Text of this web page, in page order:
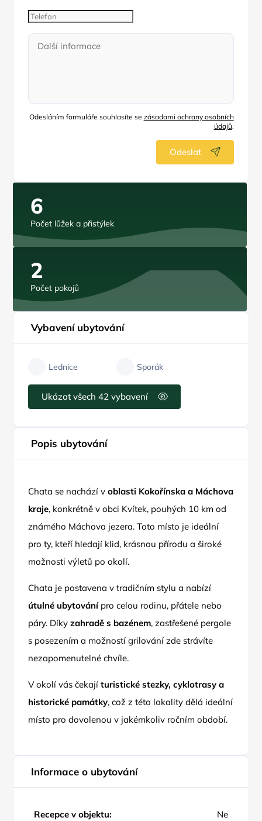
Odesláním formuláře souhlasíte se zásadami ochrany osobních
údajů.
Odeslat
6
Počet lůžek a přistýlek
2
Počet pokojů
Vybavení ubytování
Lednice Sporák
Ukázat všech 42 vybavení
Popis ubytování
Chata se nachází v oblasti Kokořínska a Máchova
kraje, konkrétně v obci Kvítek, pouhých 10 km od
známého Máchova jezera. Toto místo je ideální
pro ty, kteří hledají klid, krásnou přírodu a široké
možnosti výletů po okolí.
Chata je postavena v tradičním stylu a nabízí
útulné ubytovánípro celou rodinu, přátele nebo
páry. Díkyzahradě s bazénem, zastřešené pergole
s posezením a možností grilování zde strávíte
nezapomenutelné chvíle.
V okolí vás čekajíturistické stezky, cyklotrasy a
historické památky, což z této lokality dělá ideální
místo pro dovolenou v jakémkoliv ročním období.
Informace o ubytování
Recepce v objektu: Ne